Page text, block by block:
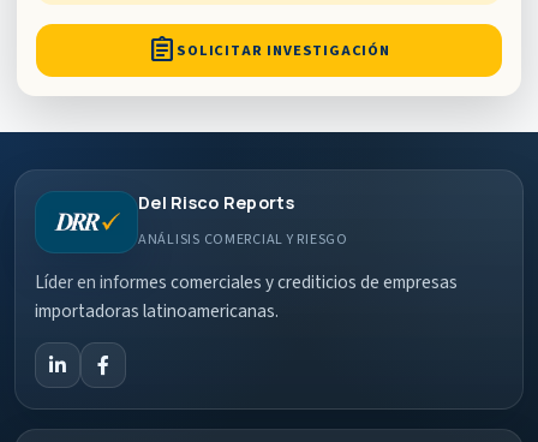
assignment SOLICITAR INVESTIGACIÓN
Del Risco Reports
ANÁLISIS COMERCIAL Y RIESGO
Líder en informes comerciales y crediticios de empresas
importadoras latinoamericanas.